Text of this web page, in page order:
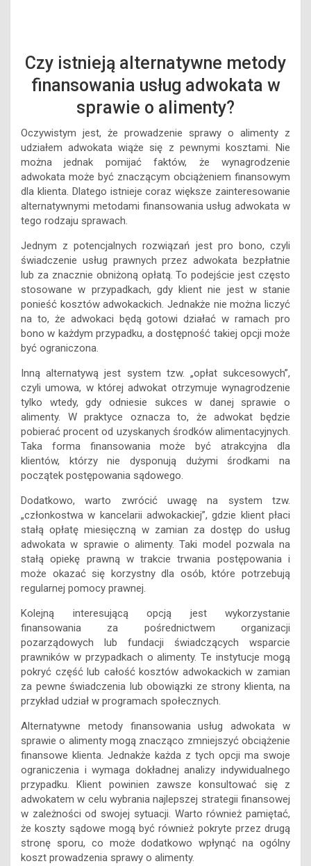
finansowania usług adwokata w
sprawie o alimenty?
Oczywistym jest, że prowadzenie sprawy o alimenty z
udziałem adwokata wiąże się z pewnymi kosztami. Nie
można jednak pomijać faktów, że wynagrodzenie
adwokata może być znaczącym obciążeniem finansowym
dla klienta. Dlatego istnieje coraz większe zainteresowanie
alternatywnymi metodami finansowania usług adwokata w
tego rodzaju sprawach.
Jednym z potencjalnych rozwiązań jest pro bono, czyli
świadczenie usług prawnych przez adwokata bezpłatnie
lub za znacznie obniżoną opłatą. To podejście jest często
stosowane w przypadkach, gdy klient nie jest w stanie
ponieść kosztów adwokackich. Jednakże nie można liczyć
na to, że adwokaci będą gotowi działać w ramach pro
bono w każdym przypadku, a dostępność takiej opcji może
być ograniczona.
Inną alternatywą jest system tzw. „opłat sukcesowych”,
czyli umowa, w której adwokat otrzymuje wynagrodzenie
tylko wtedy, gdy odniesie sukces w danej sprawie o
alimenty. W praktyce oznacza to, że adwokat będzie
pobierać procent od uzyskanych środków alimentacyjnych.
Taka forma finansowania może być atrakcyjna dla
klientów, którzy nie dysponują dużymi środkami na
początek postępowania sądowego.
Dodatkowo, warto zwrócić uwagę na system tzw.
„członkostwa w kancelarii adwokackiej”, gdzie klient płaci
stałą opłatę miesięczną w zamian za dostęp do usług
adwokata w sprawie o alimenty. Taki model pozwala na
stałą opiekę prawną w trakcie trwania postępowania i
może okazać się korzystny dla osób, które potrzebują
regularnej pomocy prawnej.
Kolejną interesującą opcją jest wykorzystanie
finansowania za pośrednictwem organizacji
pozarządowych lub fundacji świadczących wsparcie
prawników w przypadkach o alimenty. Te instytucje mogą
pokryć część lub całość kosztów adwokackich w zamian
za pewne świadczenia lub obowiązki ze strony klienta, na
przykład udział w programach społecznych.
Alternatywne metody finansowania usług adwokata w
sprawie o alimenty mogą znacząco zmniejszyć obciążenie
finansowe klienta. Jednakże każda z tych opcji ma swoje
ograniczenia i wymaga dokładnej analizy indywidualnego
przypadku. Klient powinien zawsze konsultować się z
adwokatem w celu wybrania najlepszej strategii finansowej
w zależności od swojej sytuacji. Warto również pamiętać,
że koszty sądowe mogą być również pokryte przez drugą
stronę sporu, co może dodatkowo wpłynąć na ogólny
koszt prowadzenia sprawy o alimenty.